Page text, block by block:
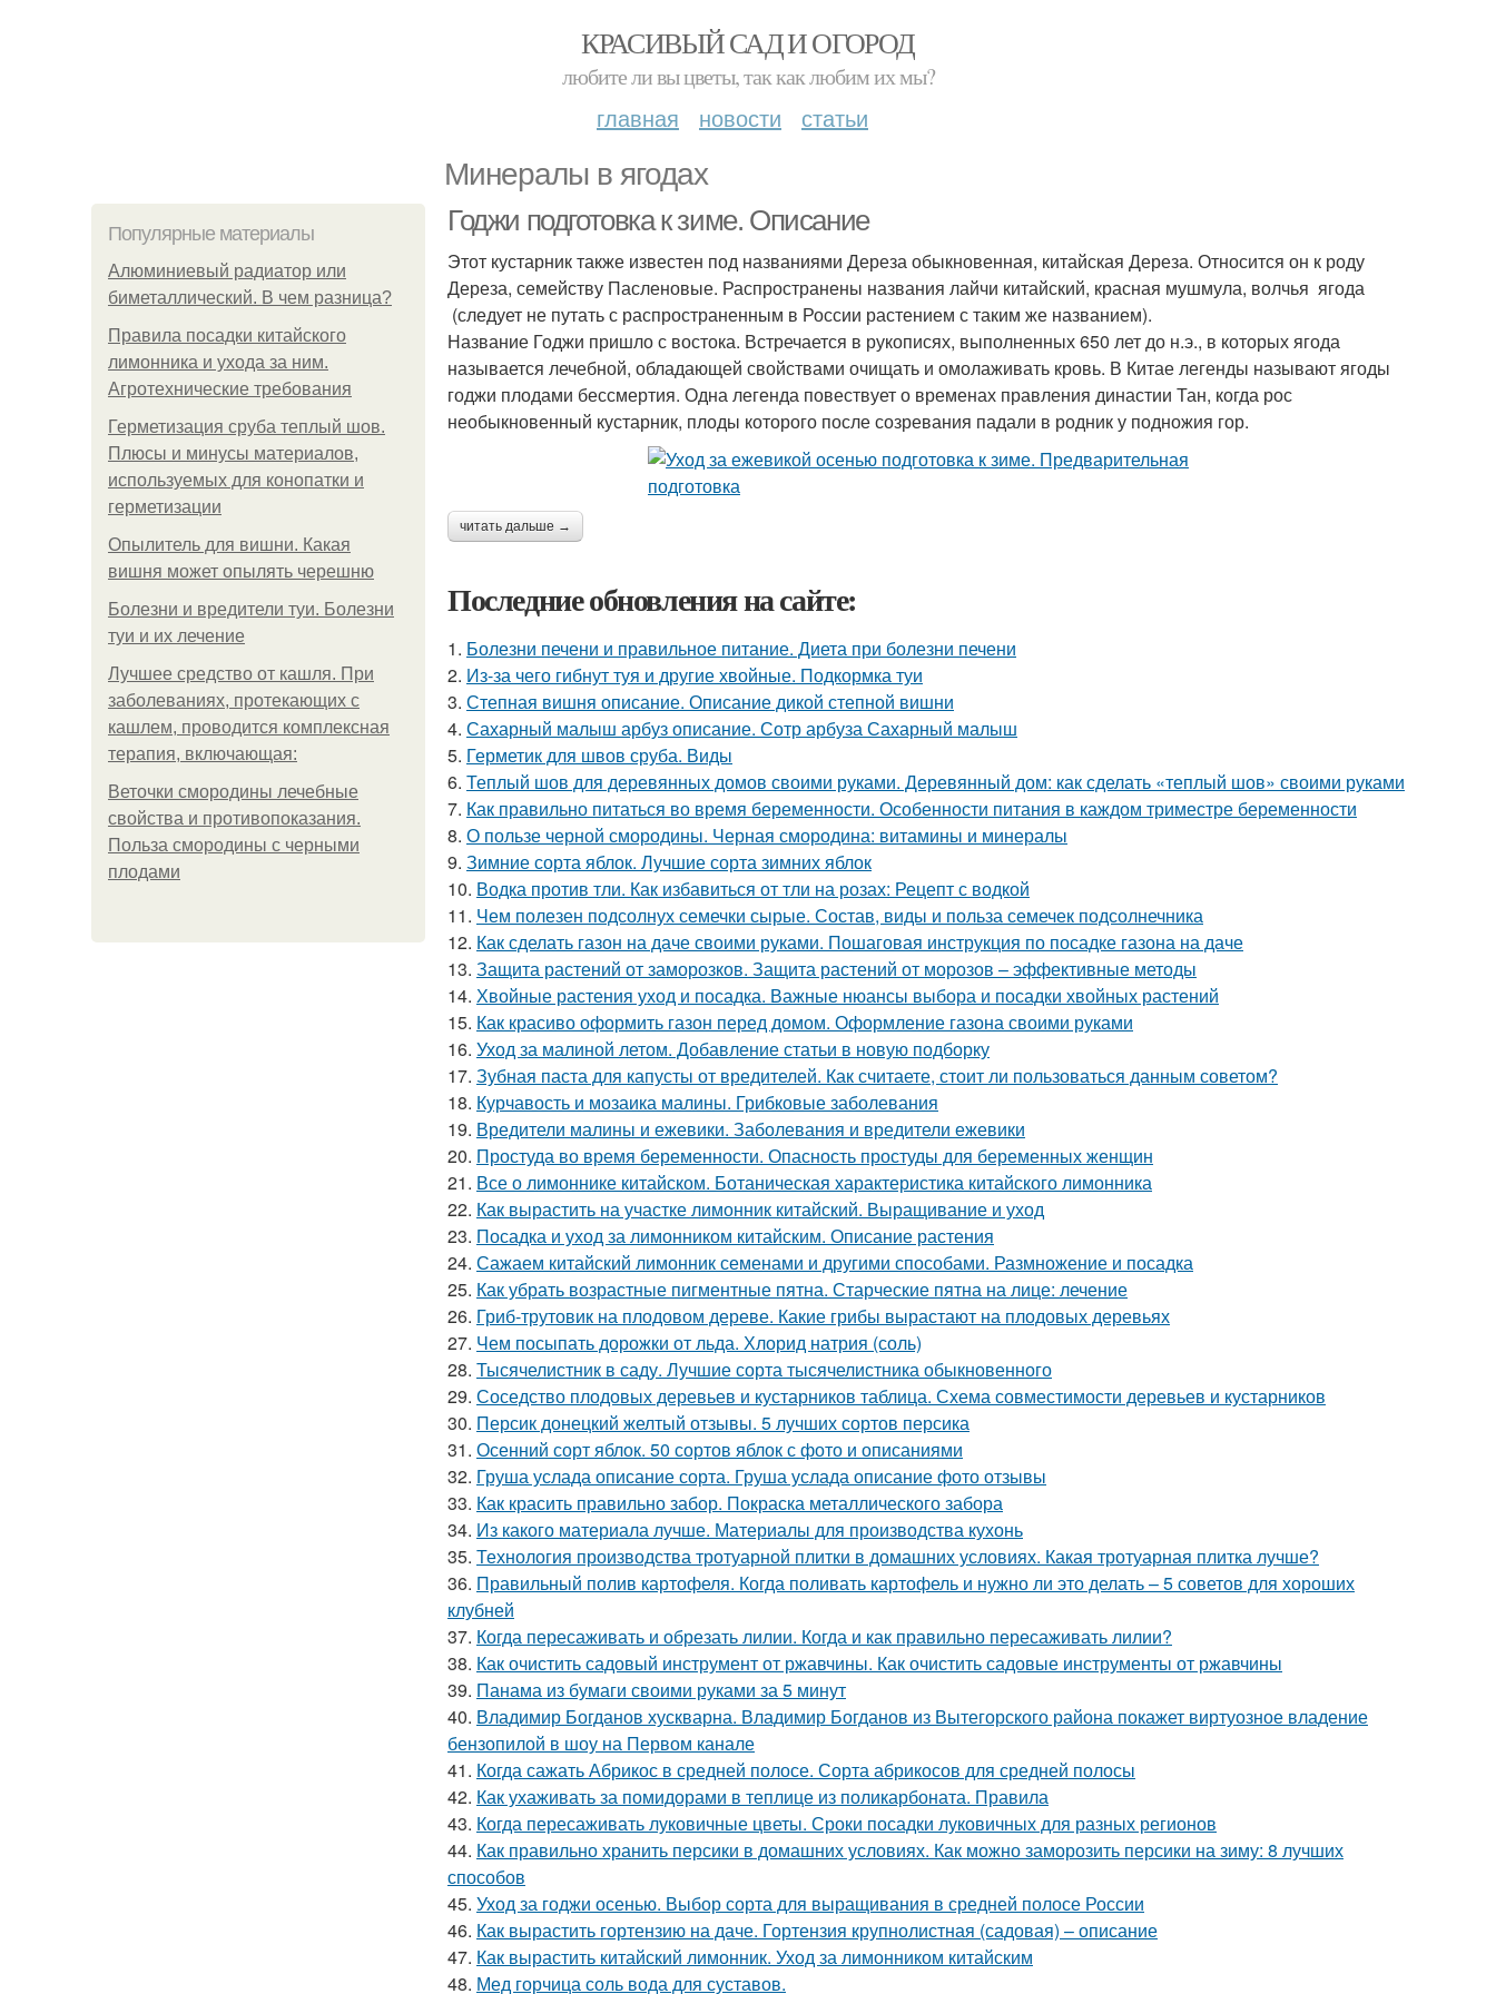
КРАСИВЫЙ САД И ОГОРОД
любите ли вы цветы, так как любим их мы?
главная новости статьи
Минералы в ягодах
Популярные материалы
Алюминиевый радиатор или
биметаллический. В чем разница?
Правила посадки китайского
лимонника и ухода за ним.
Агротехнические требования
Герметизация сруба теплый шов.
Плюсы и минусы материалов,
используемых для конопатки и
герметизации
Опылитель для вишни. Какая
вишня может опылять черешню
Болезни и вредители туи. Болезни
туи и их лечение
Лучшее средство от кашля. При
заболеваниях, протекающих с
кашлем, проводится комплексная
терапия, включающая:
Веточки смородины лечебные
свойства и противопоказания.
Польза смородины с черными
плодами
Годжи подготовка к зиме. Описание
Этот кустарник также известен под названиями Дереза обыкновенная, китайская Дереза. Относится он к роду
Дереза, семейству Пасленовые. Распространены названия лайчи китайский, красная мушмула, волчья ягода
(следует не путать с распространенным в России растением с таким же названием).
Название Годжи пришло с востока. Встречается в рукописях, выполненных 650 лет до н.э., в которых ягода
называется лечебной, обладающей свойствами очищать и омолаживать кровь. В Китае легенды называют ягоды
годжи плодами бессмертия. Одна легенда повествует о временах правления династии Тан, когда рос
необыкновенный кустарник, плоды которого после созревания падали в родник у подножия гор.
читать дальше →
Последние обновления на сайте:
1. Болезни печени и правильное питание. Диета при болезни печени
2. Из-за чего гибнут туя и другие хвойные. Подкормка туи
3. Степная вишня описание. Описание дикой степной вишни
4. Сахарный малыш арбуз описание. Сотр арбуза Сахарный малыш
5. Герметик для швов сруба. Виды
6. Теплый шов для деревянных домов своими руками. Деревянный дом: как сделать «теплый шов» своими руками
7. Как правильно питаться во время беременности. Особенности питания в каждом триместре беременности
8. О пользе черной смородины. Черная смородина: витамины и минералы
9. Зимние сорта яблок. Лучшие сорта зимних яблок
10. Водка против тли. Как избавиться от тли на розах: Рецепт с водкой
11. Чем полезен подсолнух семечки сырые. Состав, виды и польза семечек подсолнечника
12. Как сделать газон на даче своими руками. Пошаговая инструкция по посадке газона на даче
13. Защита растений от заморозков. Защита растений от морозов – эффективные методы
14. Хвойные растения уход и посадка. Важные нюансы выбора и посадки хвойных растений
15. Как красиво оформить газон перед домом. Оформление газона своими руками
16. Уход за малиной летом. Добавление статьи в новую подборку
17. Зубная паста для капусты от вредителей. Как считаете, стоит ли пользоваться данным советом?
18. Курчавость и мозаика малины. Грибковые заболевания
19. Вредители малины и ежевики. Заболевания и вредители ежевики
20. Простуда во время беременности. Опасность простуды для беременных женщин
21. Все о лимоннике китайском. Ботаническая характеристика китайского лимонника
22. Как вырастить на участке лимонник китайский. Выращивание и уход
23. Посадка и уход за лимонником китайским. Описание растения
24. Сажаем китайский лимонник семенами и другими способами. Размножение и посадка
25. Как убрать возрастные пигментные пятна. Старческие пятна на лице: лечение
26. Гриб-трутовик на плодовом дереве. Какие грибы вырастают на плодовых деревьях
27. Чем посыпать дорожки от льда. Хлорид натрия (соль)
28. Тысячелистник в саду. Лучшие сорта тысячелистника обыкновенного
29. Соседство плодовых деревьев и кустарников таблица. Схема совместимости деревьев и кустарников
30. Персик донецкий желтый отзывы. 5 лучших сортов персика
31. Осенний сорт яблок. 50 сортов яблок с фото и описаниями
32. Груша услада описание сорта. Груша услада описание фото отзывы
33. Как красить правильно забор. Покраска металлического забора
34. Из какого материала лучше. Материалы для производства кухонь
35. Технология производства тротуарной плитки в домашних условиях. Какая тротуарная плитка лучше?
36. Правильный полив картофеля. Когда поливать картофель и нужно ли это делать – 5 советов для хороших
клубней
37. Когда пересаживать и обрезать лилии. Когда и как правильно пересаживать лилии?
38. Как очистить садовый инструмент от ржавчины. Как очистить садовые инструменты от ржавчины
39. Панама из бумаги своими руками за 5 минут
40. Владимир Богданов хускварна. Владимир Богданов из Вытегорского района покажет виртуозное владение
бензопилой в шоу на Первом канале
41. Когда сажать Абрикос в средней полосе. Сорта абрикосов для средней полосы
42. Как ухаживать за помидорами в теплице из поликарбоната. Правила
43. Когда пересаживать луковичные цветы. Сроки посадки луковичных для разных регионов
44. Как правильно хранить персики в домашних условиях. Как можно заморозить персики на зиму: 8 лучших
способов
45. Уход за годжи осенью. Выбор сорта для выращивания в средней полосе России
46. Как вырастить гортензию на даче. Гортензия крупнолистная (садовая) – описание
47. Как вырастить китайский лимонник. Уход за лимонником китайским
48. Мед горчица соль вода для суставов.